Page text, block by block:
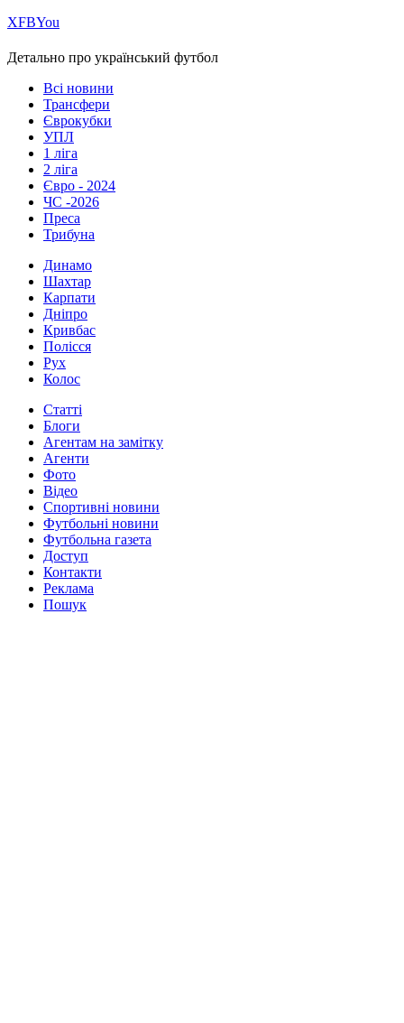
ХFBYou
Детально про український футбол
Всі новини
Трансфери
Єврокубки
УПЛ
1 ліга
2 ліга
Євро - 2024
ЧС -2026
Преса
Трибуна
Динамо
Шахтар
Карпати
Дніпро
Кривбас
Полісся
Рух
Колос
Статті
Блоги
Агентам на замітку
Агенти
Фото
Відео
Спортивні новини
Футбольні новини
Футбольна газета
Доступ
Контакти
Реклама
Пошук